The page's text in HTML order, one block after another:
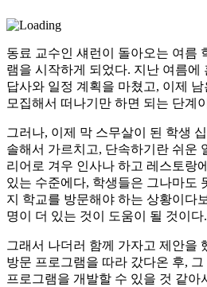
동료 교수인 섀런이 돌아오는 여름
램을 시작하게 되었다. 지난 여름에
답사와 일정 계획을 마쳤고, 이제
모집해서 떠나기만 하면 되는 단계
그러나, 이제 막 스무살이 된 학생
솔해서 가르치고, 단속하기란 쉬운
리어로 겨우 인사나 하고 레스토랑
있는 수준에다, 학생들은 그나마도
지 학교를 방문해야 하는 상황이다
명이 더 있는 것이 도움이 될 것이다.
그래서 나더러 함께 가자고 제안을
방문 프로그램을 따라 갔다온 후,
프로그램을 개발할 수 있을 것 같아